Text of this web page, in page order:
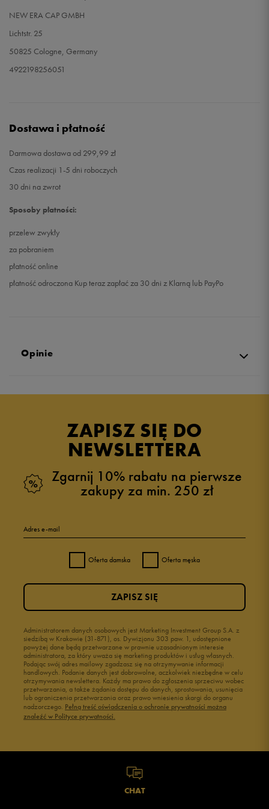
NEW ERA CAP GMBH
Lichtstr. 25
50825 Cologne, Germany
4922198256051
Dostawa i płatność
Darmowa dostawa od 299,99 zł
Czas realizacji 1-5 dni roboczych
30 dni na zwrot
Sposoby płatności:
przelew zwykły
za pobraniem
płatność online
płatność odroczona Kup teraz zapłać za 30 dni z Klarną lub PayPo
Opinie
ZAPISZ SIĘ DO
NEWSLETTERA
Zgarnij 10% rabatu na pierwsze
zakupy za min. 250 zł
Adres e-mail
Oferta damska Oferta męska
Administratorem danych osobowych jest Marketing Investment Group S.A. z
siedzibą w Krakowie (31-871), os. Dywizjonu 303 paw. 1, udostępnione
powyżej dane będą przetwarzane w prawnie uzasadnionym interesie
administratora, za który uważa się marketing produktów i usług własnych.
Podając swój adres mailowy zgadzasz się na otrzymywanie informacji
handlowych. Podanie danych jest dobrowolne, aczkolwiek niezbędne w celu
otrzymywania newslettera. Każdy ma prawo do zgłoszenia sprzeciwu wobec
przetwarzania, a także żądania dostępu do danych, sprostowania, usunięcia
lub ograniczenia przetwarzania oraz prawo wniesienia skargi do organu
nadzorczego. Pełną treść oświadczenia o ochronie prywatności można
znaleźć w Polityce prywatności.
ZAPISZ SIĘ
CHAT